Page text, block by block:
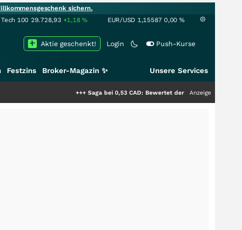
sichern.
Tech 100 29.728,93 +1,18% EUR/USD 1,15587 0,00 %
Login Push-Kurse
Aktie geschenkt!
Festzins Broker-Magazin ✨ Unsere Services
Saga bei 0,53 CAD: Bewertet der Markt noch immer nur die
Anzeige